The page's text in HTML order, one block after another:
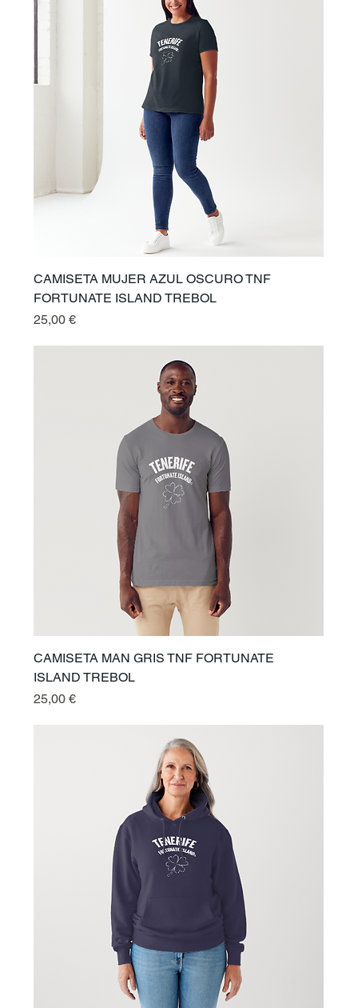
CAMISETA MUJER AZUL OSCURO TNF
FORTUNATE ISLAND TREBOL
Prix
25,00 €
CAMISETA MAN GRIS TNF FORTUNATE
ISLAND TREBOL
Prix
25,00 €